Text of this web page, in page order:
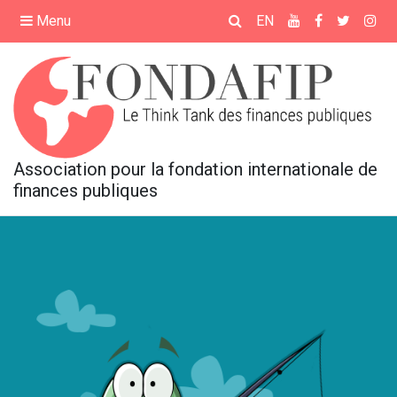
Menu EN
Association pour la fondation internationale de
finances publiques
ACCUEIL
PRÉSENTATION
ÉVÉNEMENTS
MÉDIATHÈQUE
REVUE FRANÇAISE DE
FINANCES PUBLIQUES